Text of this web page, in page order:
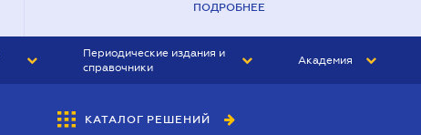
ПОДРОБНЕЕ
Периодические издания и
справочники
БУХГАЛТЕР&ЗАКОН
Академия
КАТАЛОГ РЕШЕНИЙ